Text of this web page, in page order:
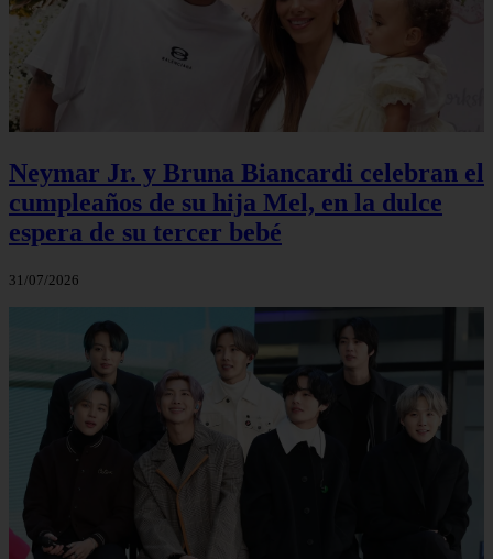
Neymar Jr. y Bruna Biancardi celebran el
cumpleaños de su hija Mel, en la dulce
espera de su tercer bebé
31/07/2026